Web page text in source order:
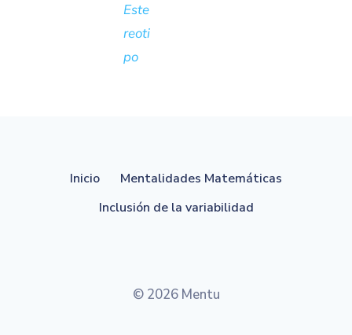
Este
reoti
po
Inicio
Mentalidades Matemáticas
Inclusión de la variabilidad
© 2026 Mentu